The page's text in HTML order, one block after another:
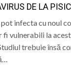
DE LA
infecta cu noul
fi vulnerabili la
trebuie însă